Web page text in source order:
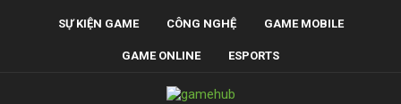
SỰ KIỆN GAME CÔNG NGHỆ GAME MOBILE
GAME ONLINE ESPORTS